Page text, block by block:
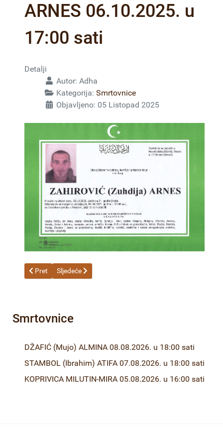
ARNES 06.10.2025. u
17:00 sati
Detalji
Autor: Adha
Kategorija: Smrtovnice
Objavljeno: 05 Listopad 2025
Prethodni članak: PEKSIN (Murat) EJUB 07.10.2025. u 17:00
Pret Sljedeći članak: MLIVIĆ (Alija) SAKIB- Lee
Sljedeće
Smrtovnice
DŽAFIĆ (Mujo) ALMINA 08.08.2026. u 18:00 sati
STAMBOL (Ibrahim) ATIFA 07.08.2026. u 18:00 sati
KOPRIVICA MILUTIN-MIRA 05.08.2026. u 16:00 sati